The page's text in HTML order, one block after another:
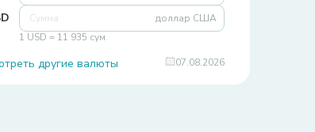
доллар США
1 USD = 11 935 сум
другие валюты 07.08.2026